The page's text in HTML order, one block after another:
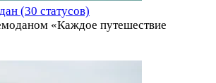
(30 статусов)
«Каждое путешествие